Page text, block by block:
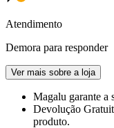
Atendimento
Demora para responder
Ver mais sobre a loja
Magalu garante a
Devolução
produto.